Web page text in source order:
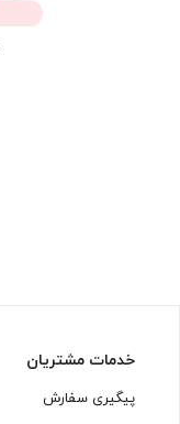
خدمات مشتریان
پیگیری سفارش